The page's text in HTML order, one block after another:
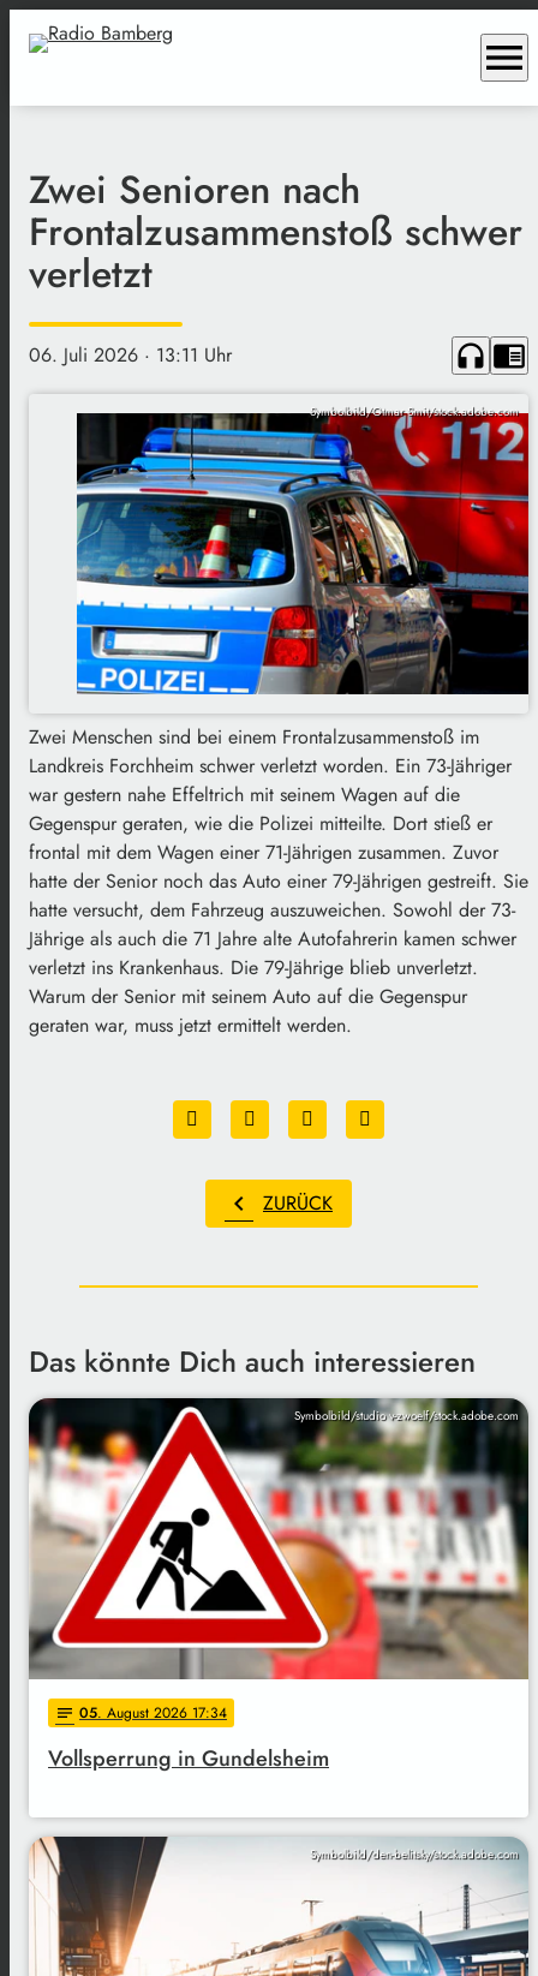
menu
Zwei Senioren nach
Frontalzusammenstoß schwer
verletzt
06. Juli 2026 · 13:11 Uhr headphones chrome_reader_mode
Symbolbild/Otmar Smit/stock.adobe.com
Zwei Menschen sind bei einem Frontalzusammenstoß im
Landkreis Forchheim schwer verletzt worden. Ein 73-Jähriger
war gestern nahe Effeltrich mit seinem Wagen auf die
Gegenspur geraten, wie die Polizei mitteilte. Dort stieß er
frontal mit dem Wagen einer 71-Jährigen zusammen. Zuvor
hatte der Senior noch das Auto einer 79-Jährigen gestreift. Sie
hatte versucht, dem Fahrzeug auszuweichen. Sowohl der 73-
Jährige als auch die 71 Jahre alte Autofahrerin kamen schwer
verletzt ins Krankenhaus. Die 79-Jährige blieb unverletzt.
Warum der Senior mit seinem Auto auf die Gegenspur
geraten war, muss jetzt ermittelt werden.
chevron_left ZURÜCK
Das könnte Dich auch interessieren
Symbolbild/studio v-zwoelf/stock.adobe.com
notes 05. August 2026 17:34
Vollsperrung in Gundelsheim
Symbolbild/den-belitsky/stock.adobe.com